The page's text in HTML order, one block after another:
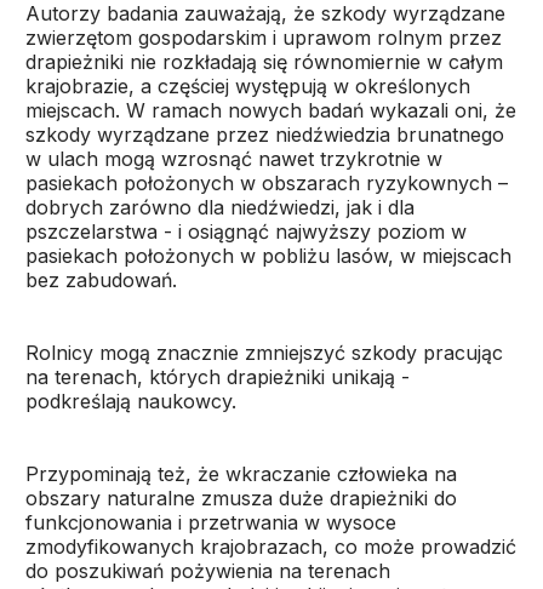
Autorzy badania zauważają, że szkody wyrządzane
zwierzętom gospodarskim i uprawom rolnym przez
drapieżniki nie rozkładają się równomiernie w całym
krajobrazie, a częściej występują w określonych
miejscach. W ramach nowych badań wykazali oni, że
szkody wyrządzane przez niedźwiedzia brunatnego
w ulach mogą wzrosnąć nawet trzykrotnie w
pasiekach położonych w obszarach ryzykownych –
dobrych zarówno dla niedźwiedzi, jak i dla
pszczelarstwa - i osiągnąć najwyższy poziom w
pasiekach położonych w pobliżu lasów, w miejscach
bez zabudowań.
Rolnicy mogą znacznie zmniejszyć szkody pracując
na terenach, których drapieżniki unikają -
podkreślają naukowcy.
Przypominają też, że wkraczanie człowieka na
obszary naturalne zmusza duże drapieżniki do
funkcjonowania i przetrwania w wysoce
zmodyfikowanych krajobrazach, co może prowadzić
do poszukiwań pożywienia na terenach